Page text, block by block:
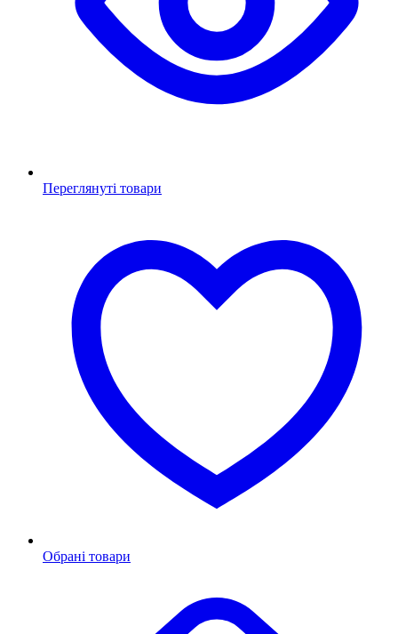
Переглянуті товари
Обрані товари